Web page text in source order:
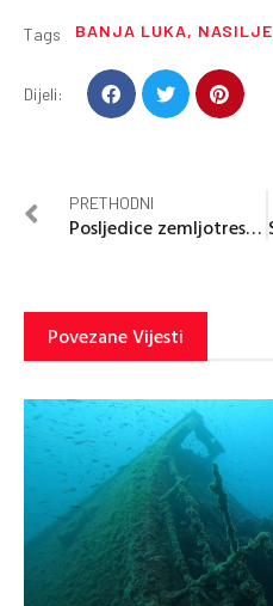
Tags BANJA LUKA, NASILJE
Dijeli:
PRETHODNI
Posljedice zemljotresa u Crnoj Gori
Povezane Vijesti